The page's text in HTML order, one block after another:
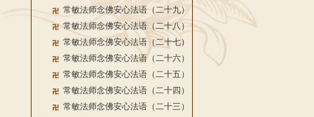
常敏法师念佛安心法语（二十九）
常敏法师念佛安心法语（二十八）
常敏法师念佛安心法语（二十七）
常敏法师念佛安心法语（二十六）
常敏法师念佛安心法语（二十五）
常敏法师念佛安心法语（二十四）
常敏法师念佛安心法语（二十三）